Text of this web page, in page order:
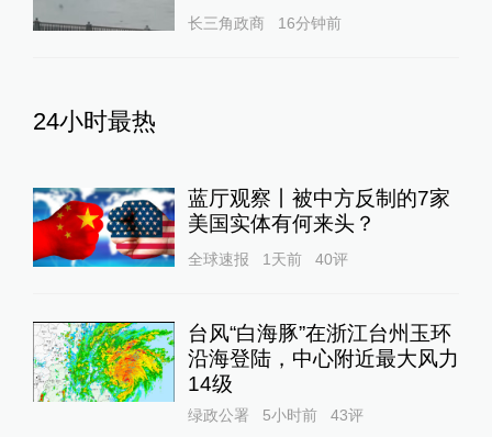
长三角政商 16分钟前
24小时最热
蓝厅观察丨被中方反制的7家
美国实体有何来头？
全球速报 1天前 40评
台风“白海豚”在浙江台州玉环
沿海登陆，中心附近最大风力
14级
绿政公署 5小时前 43评